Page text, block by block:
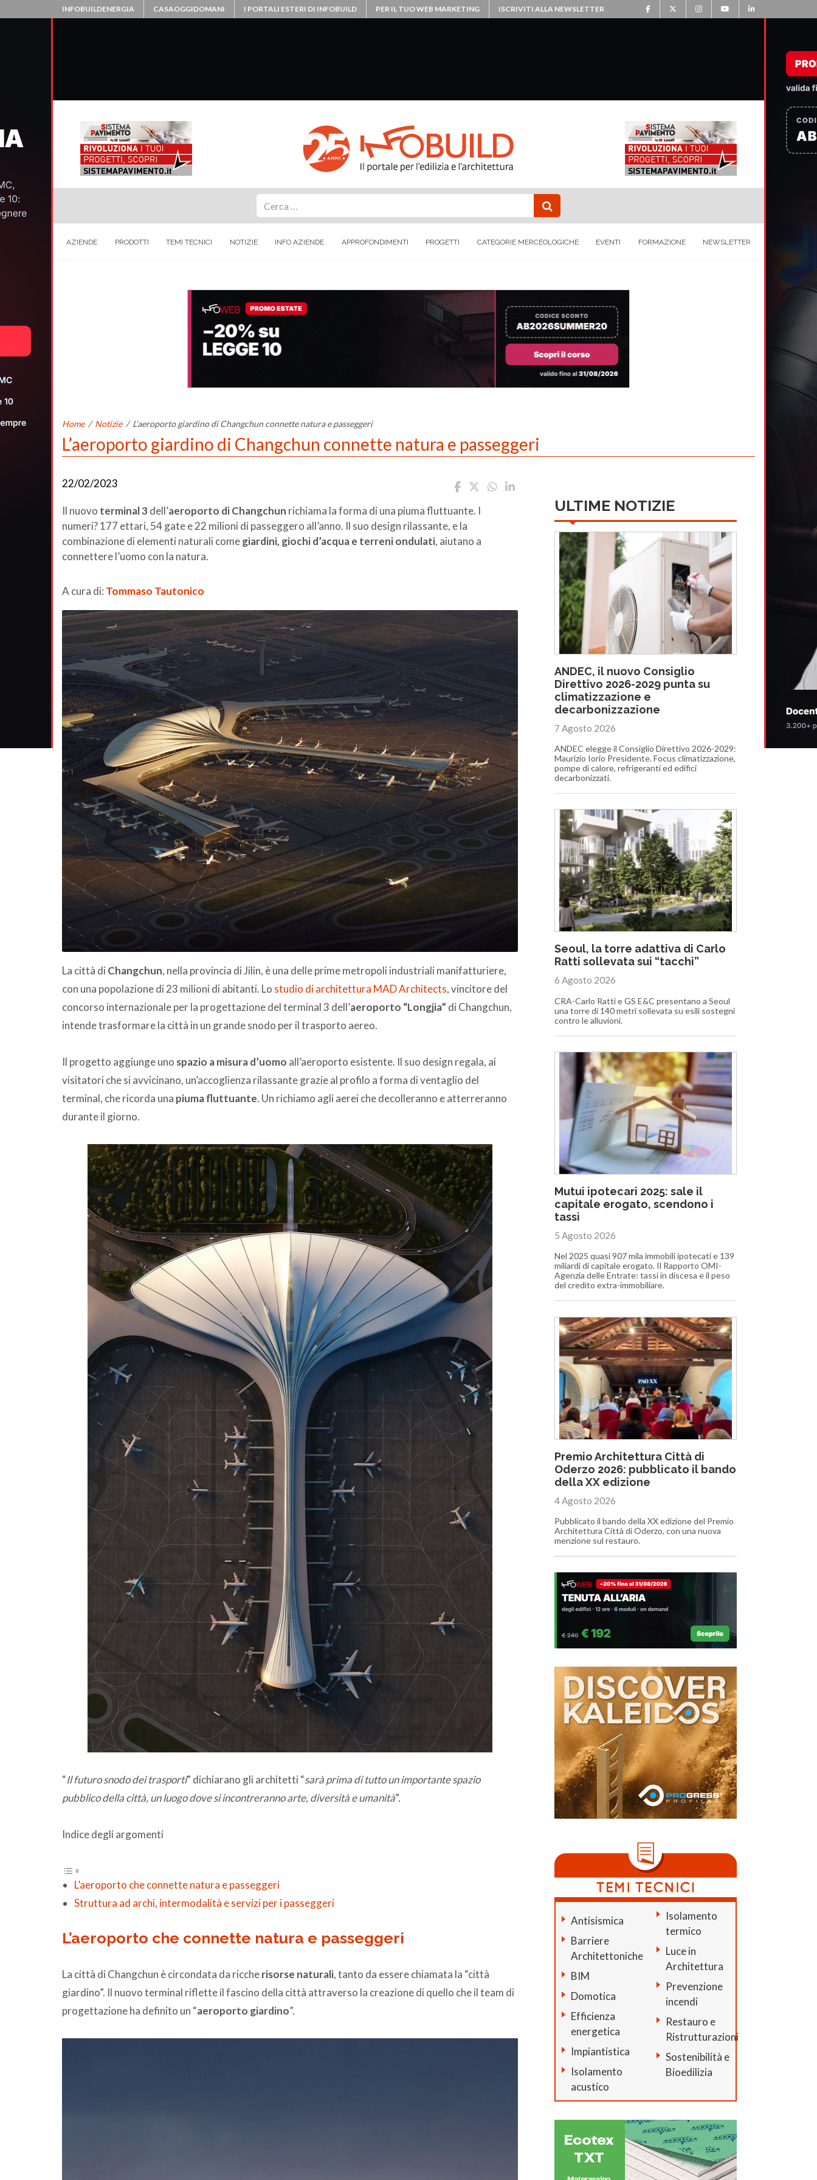
INFOBUILDENERGIA CASAOGGIDOMANI I PORTALI ESTERI DI INFOBUILD PER IL TUO WEB MARKETING ISCRIVITI ALLA NEWSLETTER
AZIENDE PRODOTTI TEMI TECNICI NOTIZIE INFO AZIENDE APPROFONDIMENTI PROGETTI CATEGORIE MERCEOLOGICHE EVENTI FORMAZIONE NEWSLETTER
Home / Notizie / L’aeroporto giardino di Changchun connette natura e passeggeri
L’aeroporto giardino di Changchun connette natura e passeggeri
22/02/2023
Il nuovo terminal 3 dell’aeroporto di Changchun richiama la forma di una piuma fluttuante. I
numeri? 177 ettari, 54 gate e 22 milioni di passeggero all’anno. Il suo design rilassante, e la
combinazione di elementi naturali comegiardini, giochi d’acqua e terreni ondulati, aiutano a
connettere l’uomo con la natura.
A cura di: Tommaso Tautonico
La città di Changchun, nella provincia di Jilin, è una delle prime metropoli industriali manifatturiere,
con una popolazione di 23 milioni di abitanti. Lo studio di architettura MAD Architects, vincitore del
concorso internazionale per la progettazione del terminal 3 dell’aeroporto “Longjia” di Changchun,
intende trasformare la città in un grande snodo per il trasporto aereo.
Il progetto aggiunge uno spazio a misura d’uomo all’aeroporto esistente. Il suo design regala, ai
visitatori che si avvicinano, un’accoglienza rilassante grazie al profilo a forma di ventaglio del
terminal, che ricorda una piuma fluttuante. Un richiamo agli aerei che decolleranno e atterreranno
durante il giorno.
“Il futuro snodo dei trasporti” dichiarano gli architetti “sarà prima di tutto un importante spazio
pubblico della città, un luogo dove si incontreranno arte, diversità e umanità”.
Indice degli argomenti
L’aeroporto che connette natura e passeggeri
Struttura ad archi, intermodalità e servizi per i passeggeri
L’aeroporto che connette natura e passeggeri
La città di Changchun è circondata da riccherisorse naturali, tanto da essere chiamata la “città
giardino”. Il nuovo terminal riflette il fascino della città attraverso la creazione di quello che il team di
progettazione ha definito un “aeroporto giardino”.
ULTIME NOTIZIE
ANDEC, il nuovo Consiglio
Direttivo 2026-2029 punta su
climatizzazione e
decarbonizzazione
7 Agosto 2026
ANDEC elegge il Consiglio Direttivo 2026-2029:
Maurizio Iorio Presidente. Focus climatizzazione,
pompe di calore, refrigeranti ed edifici
decarbonizzati.
Seoul, la torre adattiva di Carlo
Ratti sollevata sui “tacchi”
6 Agosto 2026
CRA-Carlo Ratti e GS E&C presentano a Seoul
una torre di 140 metri sollevata su esili sostegni
contro le alluvioni.
Mutui ipotecari 2025: sale il
capitale erogato, scendono i
tassi
5 Agosto 2026
Nel 2025 quasi 907 mila immobili ipotecati e 139
miliardi di capitale erogato. Il Rapporto OMI-
Agenzia delle Entrate: tassi in discesa e il peso
del credito extra-immobiliare.
Premio Architettura Città di
Oderzo 2026: pubblicato il bando
della XX edizione
4 Agosto 2026
Pubblicato il bando della XX edizione del Premio
Architettura Città di Oderzo, con una nuova
menzione sul restauro.
Antisismica
Barriere
Architettoniche
BIM
Domotica
Efficienza
energetica
Impiantistica
Isolamento
acustico
Isolamento
termico
Luce in
Architettura
Prevenzione
incendi
Restauro e
Ristrutturazioni
Sostenibilità e
Bioedilizia